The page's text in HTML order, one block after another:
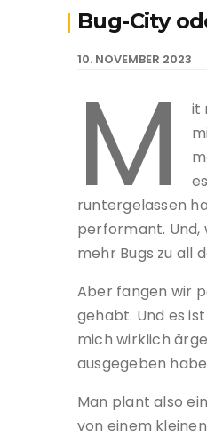
Bug-City
10. NOVEMBER 2023
M
it
runtergelassen
performant. Und,
mehr Bugs zu all
Aber fangen wir
gehabt. Und es
mich wirklich
ausgegeben
Man plant also
von einem